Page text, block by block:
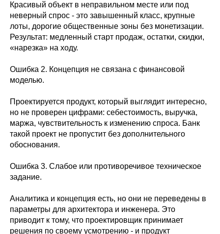
Красивый объект в неправильном месте или под
неверный спрос - это завышенный класс, крупные
лоты, дорогие общественные зоны без монетизации.
Результат: медленный старт продаж, остатки, скидки,
«нарезка» на ходу.
Ошибка 2. Концепция не связана с финансовой
моделью.
Проектируется продукт, который выглядит интересно,
но не проверен цифрами: себестоимость, выручка,
маржа, чувствительность к изменению спроса. Банк
такой проект не пропустит без дополнительного
обоснования.
Ошибка 3. Слабое или противоречивое техническое
задание.
Аналитика и концепция есть, но они не переведены в
параметры для архитектора и инженера. Это
приводит к тому, что проектировщик принимает
решения по своему усмотрению - и продукт